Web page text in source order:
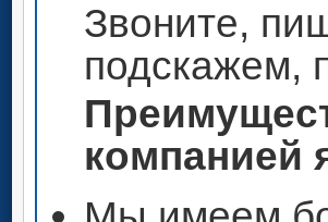
Звоните,
подскажем,
компанией